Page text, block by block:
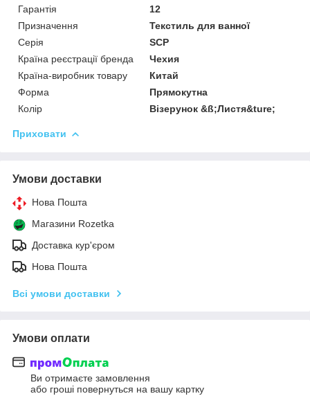
Гарантія
12
Призначення
Текстиль для ванної
Серія
SCP
Країна реєстрації бренда
Чехия
Країна-виробник товару
Китай
Форма
Прямокутна
Колір
Візерунок &ß;Листя&ture;
Приховати
Умови доставки
Нова Пошта
Магазини Rozetka
Доставка кур'єром
Нова Пошта
Всі умови доставки
Умови оплати
Ви отримаєте замовлення
або гроші повернуться на вашу картку